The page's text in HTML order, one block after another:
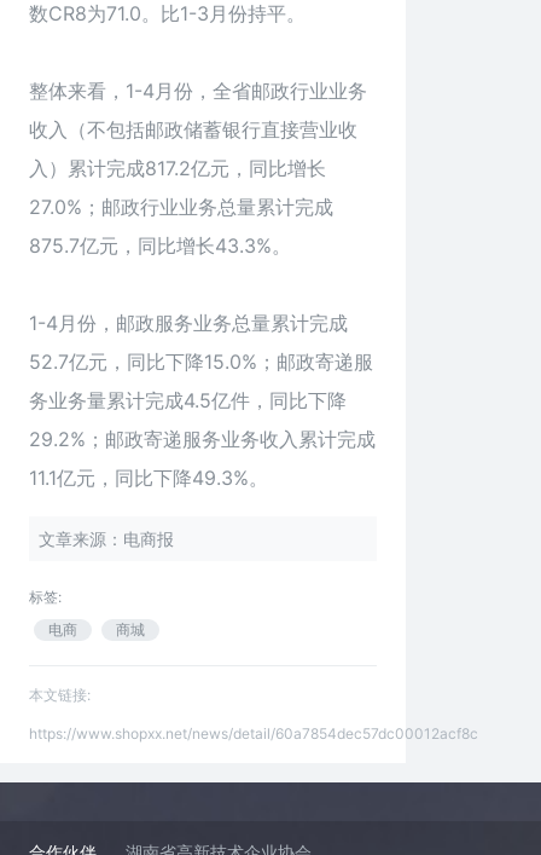
数CR8为71.0。比1-3月份持平。
整体来看，1-4月份，全省邮政行业业务
收入（不包括邮政储蓄银行直接营业收
入）累计完成817.2亿元，同比增长
27.0%；邮政行业业务总量累计完成
875.7亿元，同比增长43.3%。
1-4月份，邮政服务业务总量累计完成
52.7亿元，同比下降15.0%；邮政寄递服
务业务量累计完成4.5亿件，同比下降
29.2%；邮政寄递服务业务收入累计完成
11.1亿元，同比下降49.3%。
文章来源：电商报
标签:
电商
商城
本文链接:
https://www.shopxx.net/news/detail/60a7854dec57dc00012acf8c